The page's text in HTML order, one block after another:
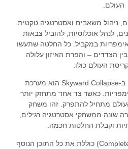
העולם.
ניהול משאבים ואסטרטגיה טקטית
לנהל אוכלוסיות, להוביל צבאות
במקביל. כל החלטה שתעשו
הצדדים – והפרת האיזון עלולה
העולם כולו.
אחד האלמנטים הבולטים ב-Skyward Collapse הוא מערכת
כאשר צד אחד מתחזק יותר
מתחיל להתפרק. זהו משחק
שונה ממשחקי אסטרטגיה רגילים,
וקבלת החלטות חכמה.
המהדורה המלאה (Complete Edition) כוללת את כל התוכן הנוסף